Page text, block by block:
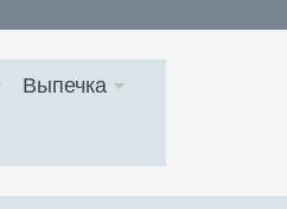
Выпечка